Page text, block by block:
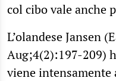
col cibo vale anche
L’olandese Jansen
Aug;4(2):197-209)
viene intensamente